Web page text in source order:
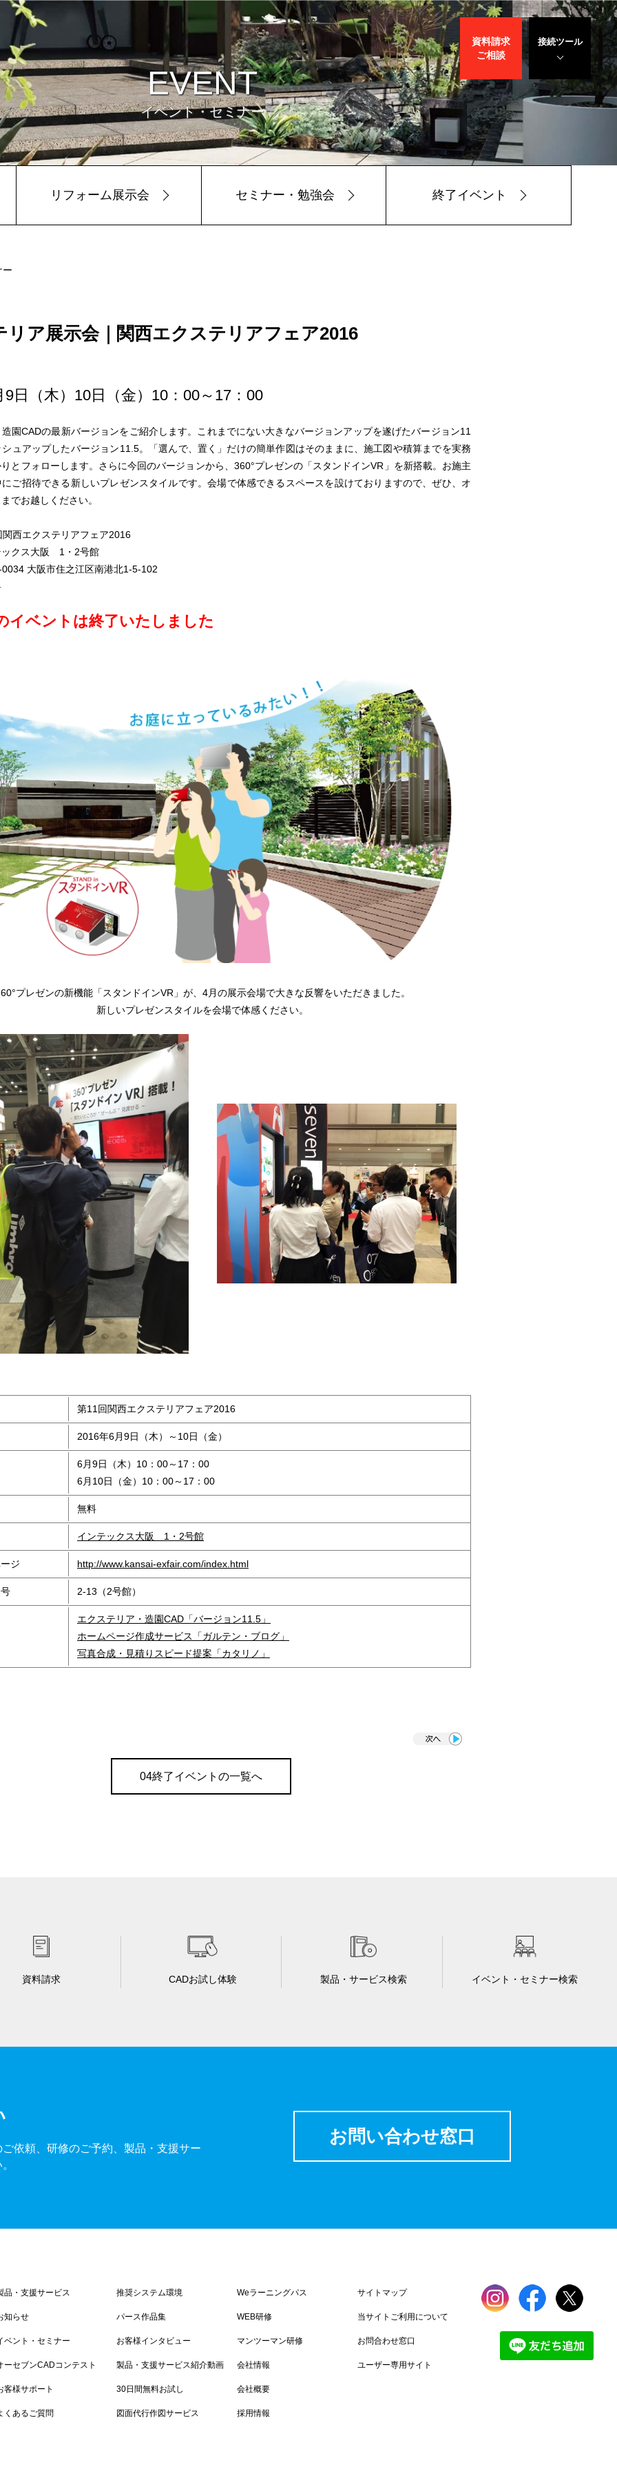
ト
接続ツール
遠隔サポート
サリバン先生
WEBデモ
サポート
資料請求
ご相談
EVENT
イベント・セミナー
リフォーム展示会 セミナー・勉強会 終了イベント
ー
リア展示会｜関西エクステリアフェア2016
9日（木）10日（金）10：00～17：00
園CADの最新バージョンをご紹介します。これまでにない大きなバージョンアップを遂げたバージョン11
ュアップしたバージョン11.5。「選んで、置く」だけの簡単作図はそのままに、施工図や積算までを実務
とフォローします。さらに今回のバージョンから、360°プレゼンの「スタンドインVR」を新搭載。お施主
ご招待できる新しいプレゼンスタイルです。会場で体感できるスペースを設けておりますので、ぜひ、オ
でお越しください。
関西エクステリアフェア2016
ックス大阪 1・2号館
大阪市住之江区南港北1-5-102
イベントは終了いたしました
プレゼンの新機能「スタンドインVR」が、4月の展示会場で大きな反響をいただきました。
新しいプレゼンスタイルを会場で体感ください。
第11回関西エクステリアフェア2016
2016年6月9日（木）～10日（金）
6月9日（木）10：00～17：00
6月10日（金）10：00～17：00
無料
インテックス大阪 1・2号館
ジ http://www.kansai-exfair.com/index.html
2-13（2号館）
エクステリア・造園CAD「バージョン11.5」
ホームページ作成サービス「ガルテン・ブログ」
写真合成・見積りスピード提案「カタリノ」
04終了イベントの一覧へ
資料請求 CADお試し体験 製品・サービス検索 イベント・セミナー検索
依頼、研修のご予約、製品・支援サー
お問い合わせ窓口
品・支援サービス
知らせ
ベント・セミナー
ーセブンCADコンテスト
客様サポート
くあるご質問
推奨システム環境
パース作品集
お客様インタビュー
製品・支援サービス紹介動画
30日間無料お試し
図面代行作図サービス
Weラーニングパス
WEB研修
マンツーマン研修
会社情報
会社概要
採用情報
サイトマップ
当サイトご利用について
お問合わせ窓口
ユーザー専用サイト